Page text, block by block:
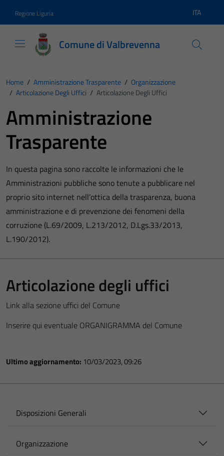
Regione Liguria Lingua
ITA
Comune di Valbrevenna
Home / Amministrazione Trasparente / Organizzazione
/ Articolazione Degli Uffici / Articolazione Degli Uffici
Amministrazione
Trasparente
In questa pagina sono raccolte le informazioni che le
Amministrazioni pubbliche sono tenute a pubblicare nel
proprio sito internet nell’ottica della trasparenza, buona
amministrazione e di prevenzione dei fenomeni della
corruzione (L.69/2009, L.213/2012, D.Lgs.33/2013,
L.190/2012).
Articolazione degli uffici
Link alla sezione uffici del Comune
Inserire qui eventuale ORGANIGRAMMA del Comune
Ultimo aggiornamento: 10/03/2023, 09:26
Disposizioni Generali
Organizzazione